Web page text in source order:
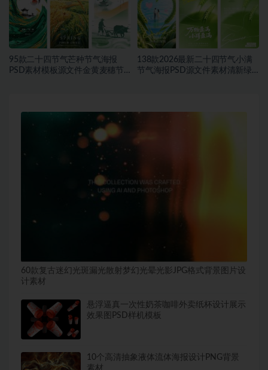
95款二十四节气芒种节气海报
PSD素材模板源文件金黄麦穗节
138款2026最新二十四节气小满
节气海报PSD源文件素材清新绿
60款复古迷幻光斑漏光散射梦幻光晕光影JPG格式背景图片设
计素材
悬浮逼真一次性奶茶咖啡外卖纸杯设计展示
效果图PSD样机模板
10个高清抽象液体流体海报设计PNG背景
素材